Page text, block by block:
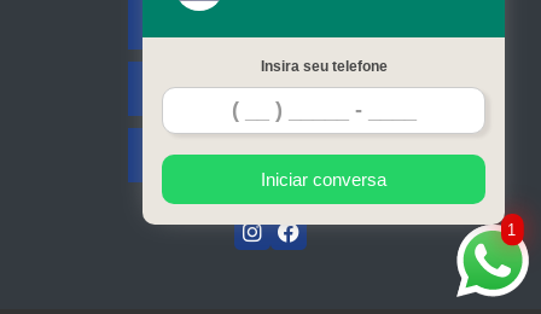
Contato
Mapa do site
1
Insira seu telefone
Iniciar conversa